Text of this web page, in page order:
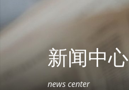
新闻中心
news center